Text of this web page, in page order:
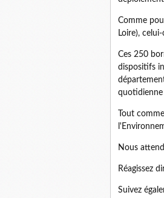
Comme
Loire),
Ces 250
dispositifs
Tout
Nous
Réagissez
Suivez